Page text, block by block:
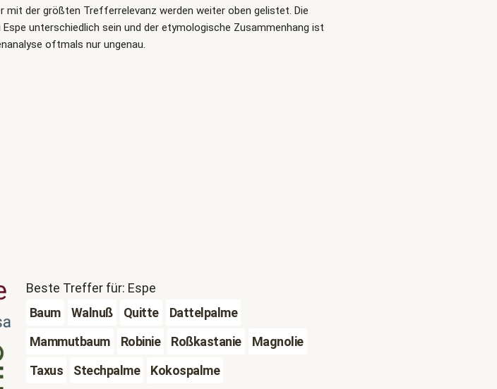
der größten Trefferrelevanz werden weiter oben gelistet. Die
unterschiedlich sein und der etymologische Zusammenhang ist
oftmals nur ungenau.
Beste Treffer für: Espe
Baum
Walnuß Quitte
Dattelpalme
Mammutbaum
Robinie Roßkastanie
Magnolie
Taxus
Stechpalme Kokospalme